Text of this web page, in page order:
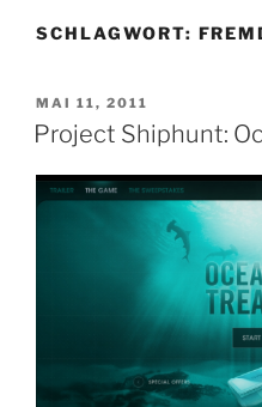
SCHLAGWORT:
VERÖFFENTLICHT
AM
MAI 11, 2011
Project Shiphunt: